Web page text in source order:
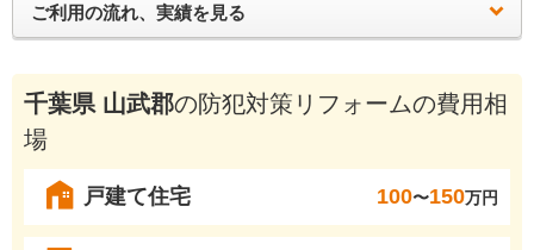
ご利用の流れ、実績を見る
千葉県 山武郡の防犯対策リフォームの費用相
場
戸建て住宅 100〜150万円